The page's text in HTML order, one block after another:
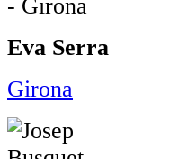
Eva Serra
Girona